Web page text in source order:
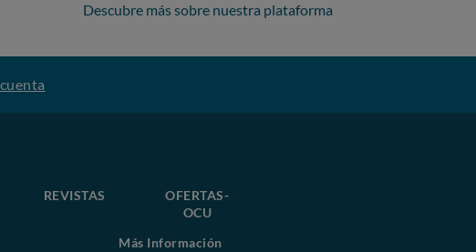
Descubre más sobre nuestra plataforma
REVISTAS
OFERTAS-
OCU
Más Información